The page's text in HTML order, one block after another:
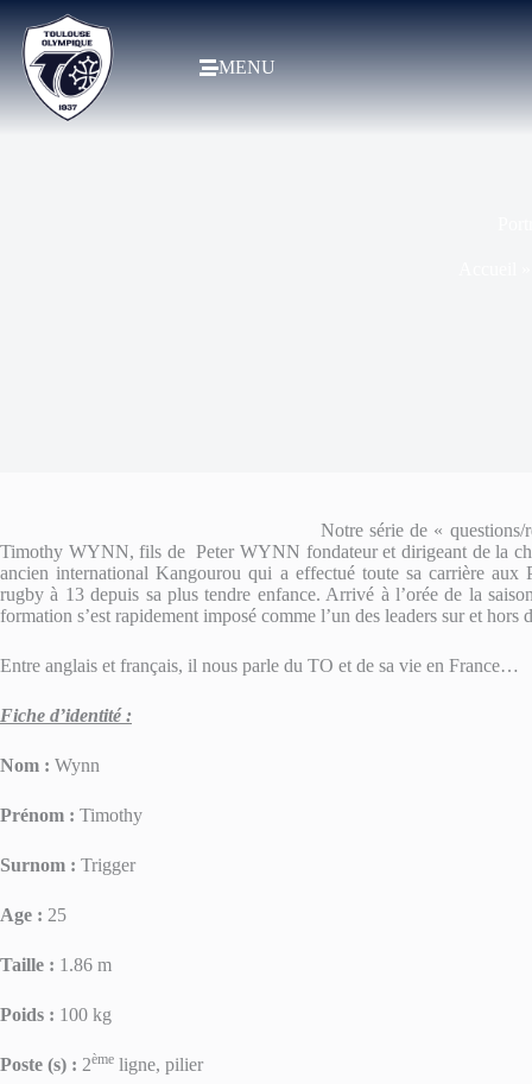
MENU
Notre série de « questions/
Timothy WYNN, fils de Peter WYNN fondateur et dirigeant de la
ancien international Kangourou qui a effectué toute sa carrière
rugby à 13 depuis sa plus tendre enfance. Arrivé à l’orée de la
formation s’est rapidement imposé comme l’un des leaders sur et
Entre anglais et français, il nous parle du TO et de sa vie en France…
Fiche d’identité :
Nom : Wynn
Prénom : Timothy
Surnom : Trigger
Age : 25
Taille : 1.86 m
Poids : 100 kg
Poste (s) : 2ème ligne, pilier